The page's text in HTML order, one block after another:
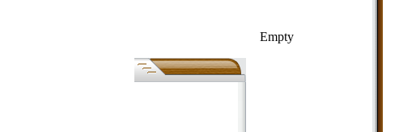
Empty